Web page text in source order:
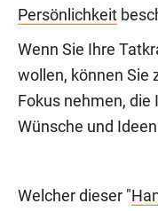
Persönlichkeit
Wenn Sie Ihre
wollen, können Sie
Fokus nehmen,
Wünsche und
Welcher dieser "